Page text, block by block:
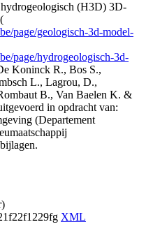
(H3D) 3D-
page/geologisch-3d-model-
page/hydrogeologisch-3d-
Koninck R., Bos S.,
L., Lagrou, D.,
B., Van Baelen K. &
in opdracht van:
(Departement
XML